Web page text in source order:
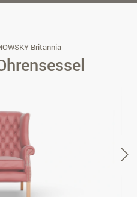
Britannia